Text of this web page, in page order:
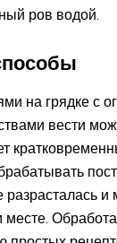
ров водой.
на грядке с
вести
разрасталась и
месте.